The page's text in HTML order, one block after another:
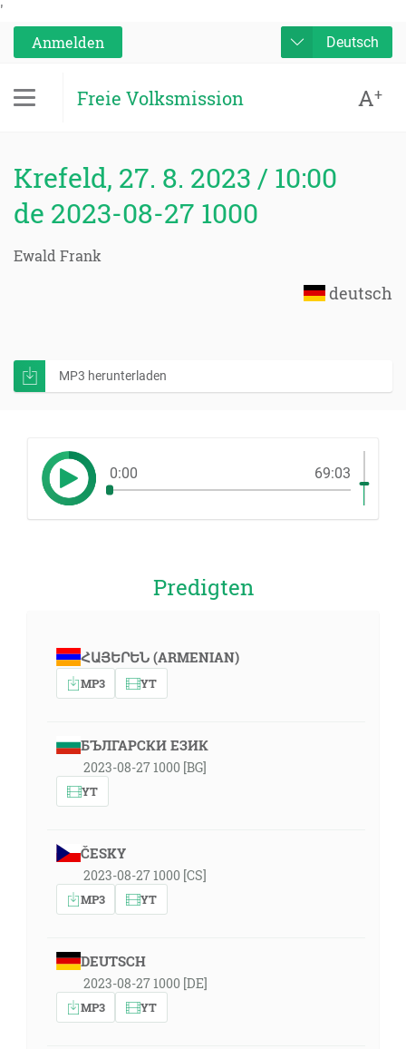
'
Anmelden
Deutsch
Freie Volksmission A+
Krefeld, 27. 8. 2023 / 10:00
de 2023-08-27 1000
Ewald Frank
deutsch
MP3 herunterladen
0:00 69:03
Predigten
ՀԱՅԵՐԵՆ (ARMENIAN)
MP3 YT
БЪЛГАРСКИ ЕЗИК
2023-08-27 1000 [BG]
YT
ČESKY
2023-08-27 1000 [CS]
MP3 YT
DEUTSCH
2023-08-27 1000 [DE]
MP3 YT